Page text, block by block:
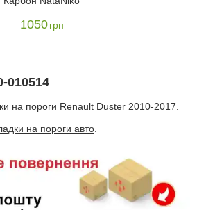
1050 грн
010514
на пороги Renault Duster 2010-2017
на пороги авто